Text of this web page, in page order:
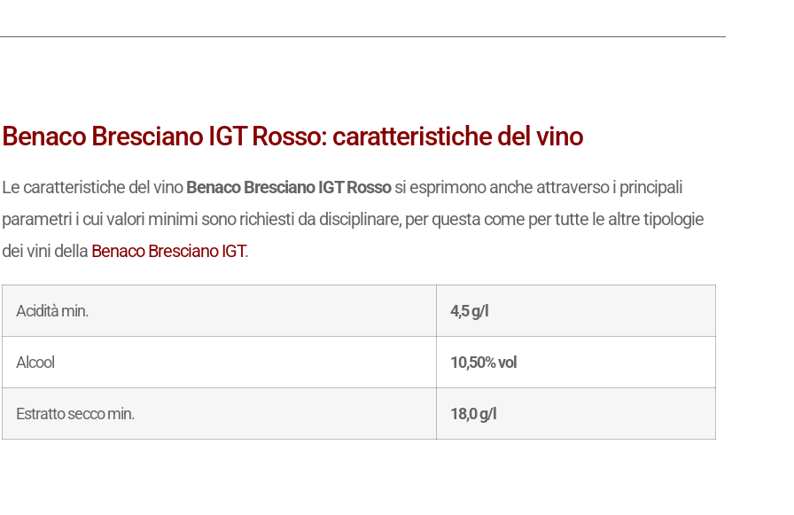
Benaco Bresciano IGT Rosso: caratteristiche del vino
Le caratteristiche del vinoBenaco Bresciano IGT Rossosi esprimono anche attraverso i principali
parametri i cui valori minimi sono richiesti da disciplinare, per questa come per tutte le altre tipologie
dei vini della Benaco Bresciano IGT.
Acidità min. 4,5 g/l
Alcool 10,50% vol
Estratto secco min. 18,0 g/l